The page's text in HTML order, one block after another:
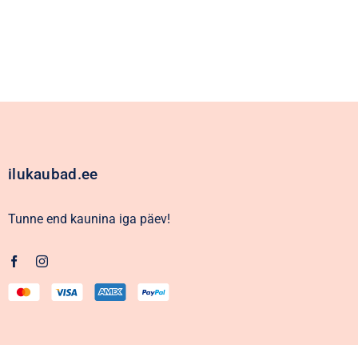
ilukaubad.ee
Tunne end kaunina iga päev!